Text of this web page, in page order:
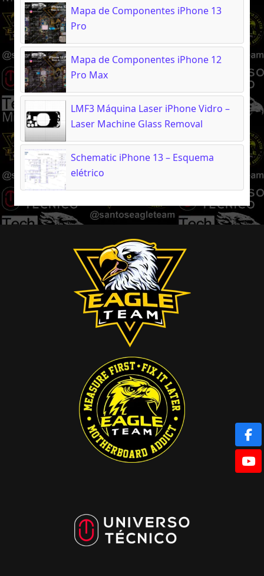
Mapa de Componentes iPhone 13
Pro
Mapa de Componentes iPhone 12
Pro Max
LMF3 Máquina Laser iPhone Vidro –
Laser Machine Glass Removal
Schematic iPhone 13 – Esquema
elétrico